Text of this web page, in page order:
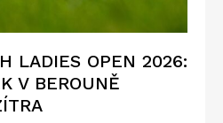
LADIES OPEN 2026:
V BEROUNĚ